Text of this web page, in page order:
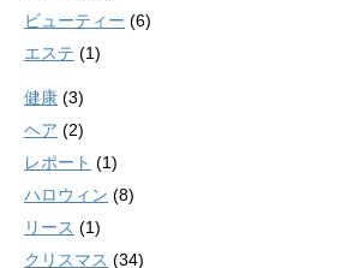
ビューティー (6)
エステ (1)
健康 (3)
ヘア (2)
レポート (1)
ハロウィン (8)
リース (1)
クリスマス (34)